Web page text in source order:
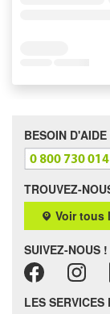
BESOIN D'AIDE
TROUVEZ-
Voir tous
SUIVEZ-NOUS !
LES SERVICES